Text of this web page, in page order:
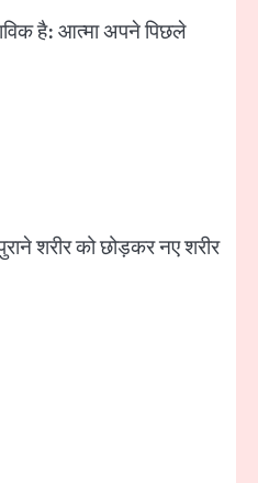
है: आत्मा अपने पिछले
शरीर को छोड़कर नए शरीर